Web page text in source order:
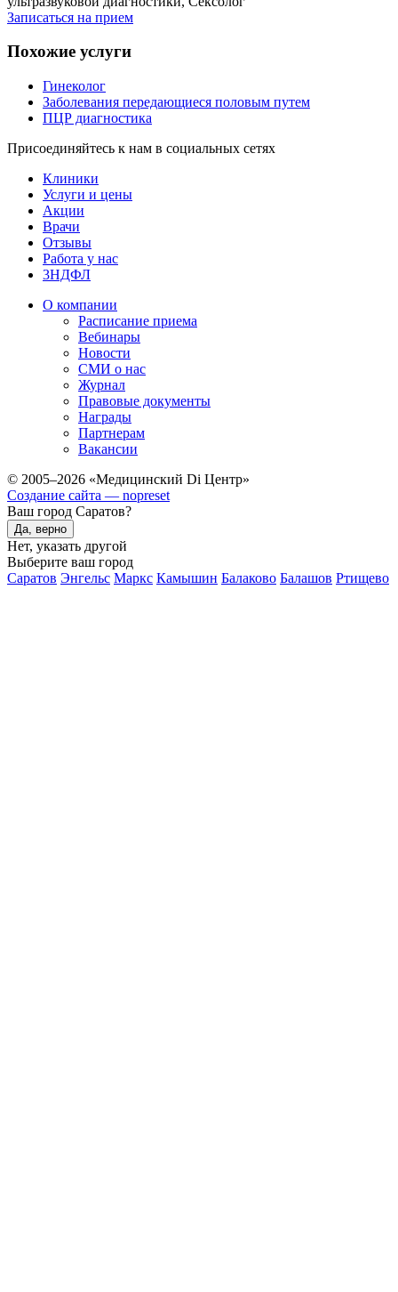
Записаться на прием
Похожие услуги
Гинеколог
Заболевания передающиеся половым путем
ПЦР диагностика
Присоединяйтесь к нам в социальных сетях
Клиники
Услуги и цены
Акции
Врачи
Отзывы
Работа у нас
3НДФЛ
О компании
Расписание приема
Вебинары
Новости
СМИ о нас
Журнал
Правовые документы
Награды
Партнерам
Вакансии
© 2005–2026 «Медицинский Di Центр»
Создание сайта — nopreset
Ваш город Саратов?
Да, верно
Нет, указать другой
Выберите ваш город
Саратов Энгельс Маркс Камышин Балаково Балашов Ртищево